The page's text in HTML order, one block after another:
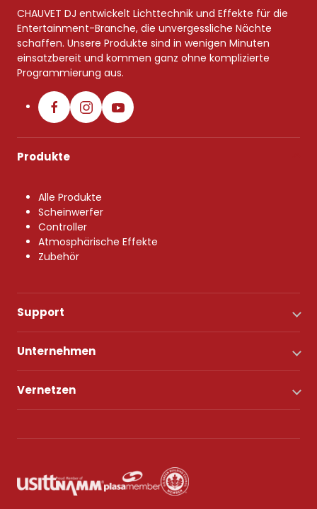
CHAUVET DJ entwickelt Lichttechnik und Effekte für die
Entertainment-Branche, die unvergessliche Nächte
schaffen. Unsere Produkte sind in wenigen Minuten
einsatzbereit und kommen ganz ohne komplizierte
Programmierung aus.
Produkte
Alle Produkte
Scheinwerfer
Controller
Atmosphärische Effekte
Zubehör
Support
Unternehmen
Vernetzen